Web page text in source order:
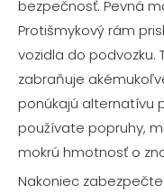
bezpečnosť. Pevná
Protišmykový rám
vozidla do podvozku.
zabraňuje
ponúkajú alternatívu
používate popruhy,
mokrú hmotnosť o
Nakoniec